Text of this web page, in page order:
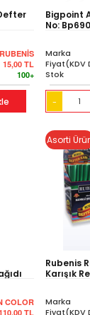
RUBENİS
15,00 TL
100+
Bigpoint
No:
Marka
Fiyat(KDV
Stok
-
COLOR
TL
Asorti
Rubenis
Karışık
Marka
Fiyat(KDV